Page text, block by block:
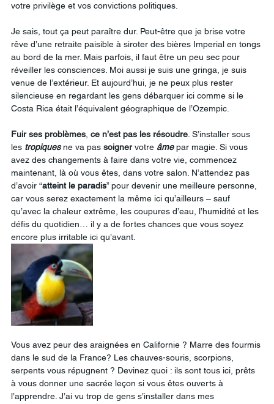
votre privilège et vos convictions politiques.
Je sais, tout ça peut paraître dur. Peut-être que je brise votre
rêve d’une retraite paisible à siroter des bières Imperial en tongs
au bord de la mer. Mais parfois, il faut être un peu sec pour
réveiller les consciences. Moi aussi je suis une gringa, je suis
venue de l’extérieur. Et aujourd’hui, je ne peux plus rester
silencieuse en regardant les gens débarquer ici comme si le
Costa Rica était l’équivalent géographique de l’Ozempic.
Fuir ses problèmes ce n’est pas les résoudre . S’installer sous
les tropiques ne va pas soigner votre âme par magie. Si vous
avez des changements à faire dans votre vie, commencez
maintenant, là où vous êtes, dans votre salon. N’attendez pas
d’avoir “atteint le paradis” pour devenir une meilleure personne,
car vous serez exactement la même ici qu’ailleurs – sauf
qu’avec la chaleur extrême, les coupures d’eau, l’humidité et les
défis du quotidien… il y a de fortes chances que vous soyez
encore plus irritable ici qu’avant.
Vous avez peur des araignées en Californie ? Marre des fourmis
dans le sud de la France? Les chauves-souris, scorpions,
serpents vous répugnent ? Devinez quoi : ils sont tous ici, prêts
à vous donner une sacrée leçon si vous êtes ouverts à
l’apprendre. J’ai vu trop de gens s’installer dans mes